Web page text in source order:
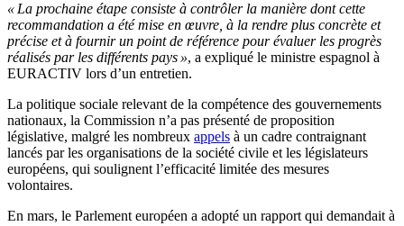
« La prochaine étape consiste à contrôler la manière dont cette
recommandation a été mise en œuvre, à la rendre plus concrète et
précise et à fournir un point de référence pour évaluer les progrès
réalisés par les différents pays », a expliqué le ministre espagnol à
EURACTIV lors d’un entretien.
La politique sociale relevant de la compétence des gouvernements
nationaux, la Commission n’a pas présenté de proposition
législative, malgré les nombreux appels à un cadre contraignant
lancés par les organisations de la société civile et les législateurs
européens, qui soulignent l’efficacité limitée des mesures
volontaires.
En mars, le Parlement européen a adopté un rapport qui demandait à